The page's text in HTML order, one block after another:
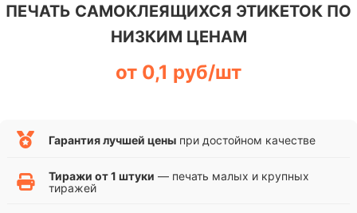
ПЕЧАТЬ САМОКЛЕЯЩИХСЯ ЭТИКЕТОК ПО
НИЗКИМ ЦЕНАМ
от 0,1 руб/шт
Гарантия лучшей цены при достойном качестве
Тиражи от 1 штуки — печать малых и крупных
тиражей